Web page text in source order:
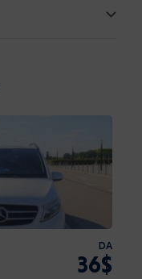
DA
36$